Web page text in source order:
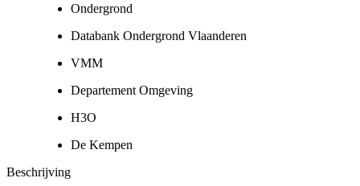
Ondergrond
Databank Ondergrond Vlaanderen
VMM
Departement Omgeving
H3O
De Kempen
Beschrijving